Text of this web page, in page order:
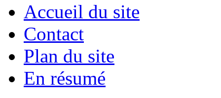
Accueil du site
Contact
Plan du site
En résumé